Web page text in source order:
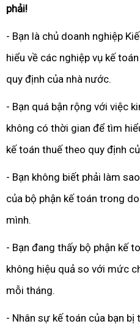
phải!
- Bạn là chủ doanh nghiệp
hiểu về các nghiệp vụ kế
quy định của nhà nước.
- Bạn quá bận rộng với việc
không có thời gian để tìm
kế toán thuế theo quy định
- Bạn không biết phải làm
của bộ phận kế toán trong
mình.
- Bạn đang thấy bộ phận kế
không hiệu quả so với mức
mỗi tháng.
- Nhân sự kế toán của bạn